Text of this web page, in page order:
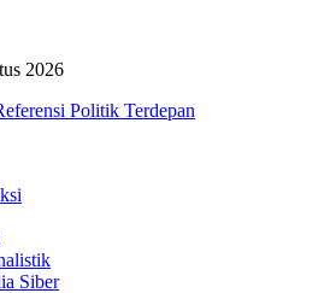
2026
Politik Terdepan
Siber